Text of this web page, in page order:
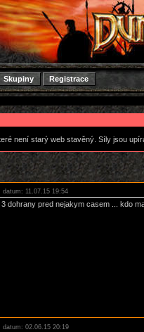
Skupiny Registrace
není starý web stavěný. Síly jsou
datum: 11.07.15 19:54
dohrany pred nejakym casem ... kdo
datum: 02.06.15 20:19